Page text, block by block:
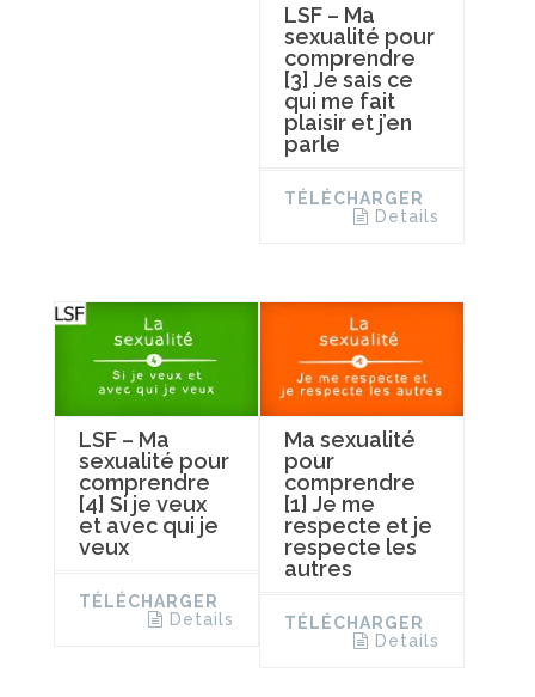
LSF – Ma
sexualité pour
comprendre
[3] Je sais ce
qui me fait
plaisir et j’en
parle
TÉLÉCHARGER
Details
LSF – Ma
sexualité pour
comprendre
[4] Si je veux
et avec qui je
veux
TÉLÉCHARGER
Details
Ma sexualité
pour
comprendre
[1] Je me
respecte et je
respecte les
autres
TÉLÉCHARGER
Details